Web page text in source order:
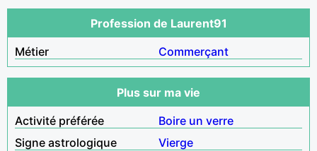
Profession de Laurent91
Métier
Commerçant
Plus sur ma vie
Activité préférée
Boire un verre
Signe astrologique
Vierge